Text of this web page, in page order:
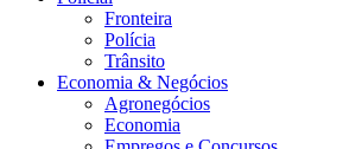
Fronteira
Polícia
Trânsito
Economia & Negócios
Agronegócios
Economia